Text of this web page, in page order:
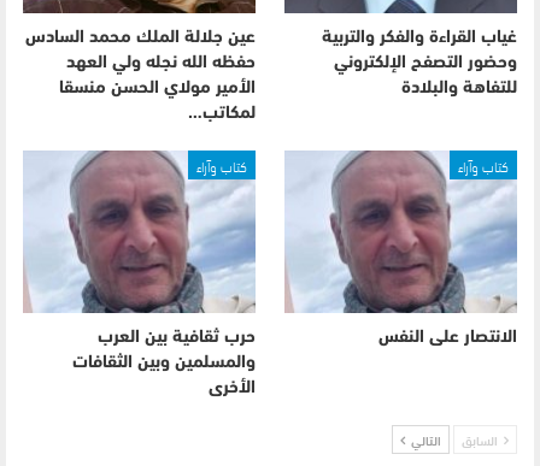
غياب القراءة والفكر والتربية
وحضور التصفح الإلكتروني
للتفاهة والبلادة
عين جلالة الملك محمد السادس
حفظه الله نجله ولي العهد
الأمير مولاي الحسن منسقا
لمكاتب…
كتاب وآراء
الانتصار على النفس
كتاب وآراء
حرب ثقافية بين العرب
والمسلمين وبين الثقافات
الأخرى
السابق التالي